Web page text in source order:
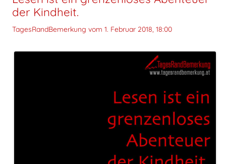
der Kindheit.
TagesRandBemerkung vom 1. Februar 2018, 18:00